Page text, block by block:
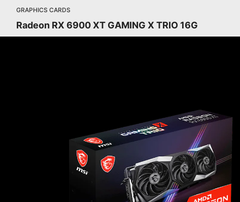
GRAPHICS CARDS
Radeon RX 6900 XT GAMING X TRIO 16G